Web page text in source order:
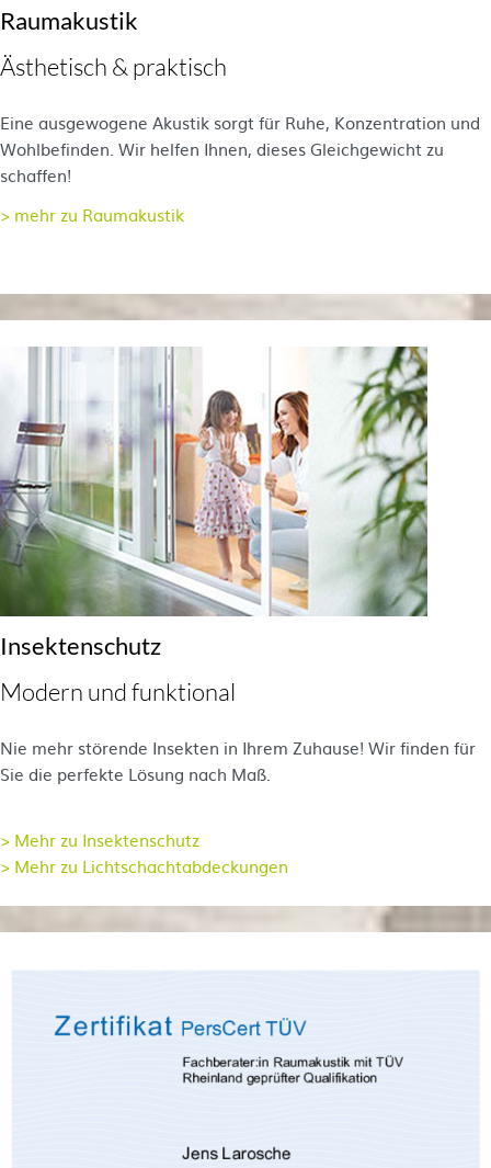
Raumakustik
Ästhetisch & praktisch
Eine ausgewogene Akustik sorgt für Ruhe, Konzentration und
Wohlbefinden. Wir helfen Ihnen, dieses Gleichgewicht zu
schaffen!
> mehr zu Raumakustik
Insektenschutz
Modern und funktional
Nie mehr störende Insekten in Ihrem Zuhause! Wir finden für
Sie die perfekte Lösung nach Maß.
> Mehr zu Insektenschutz
> Mehr zu Lichtschachtabdeckungen